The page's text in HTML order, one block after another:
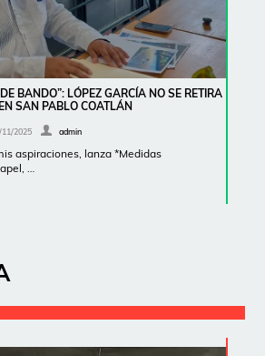
BANDO”: LÓPEZ GARCÍA NO SE RETIRA
SAN PABLO COATLÁN
11/2025 admin
aspiraciones, lanza *Medidas
…